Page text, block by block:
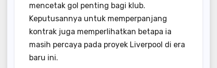
mencetak gol penting bagi klub.
Keputusannya untuk memperpanjang
kontrak juga memperlihatkan betapa ia
masih percaya pada proyek Liverpool di era
baru ini.